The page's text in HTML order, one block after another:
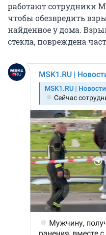
работают сотрудники
чтобы обезвредить
найденное у дома.
стекла, повреждена